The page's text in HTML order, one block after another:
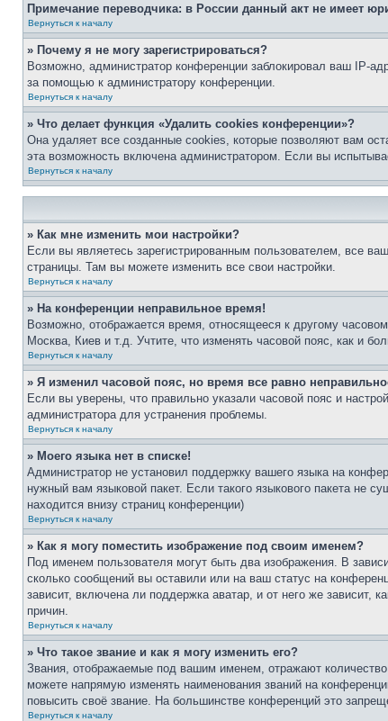
Примечание переводчика: в России данный акт не имеет
Вернуться к началу
» Почему я не могу зарегистрироваться?
Возможно, администратор конференции заблокировал ваш IP-
за помощью к администратору конференции.
Вернуться к началу
» Что делает функция «Удалить cookies конференции»?
Она удаляет все созданные cookies, которые позволяют вам
эта возможность включена администратором. Если вы
Вернуться к началу
» Как мне изменить мои настройки?
Если вы являетесь зарегистрированным пользователем, все
страницы. Там вы можете изменить все свои настройки.
Вернуться к началу
» На конференции неправильное время!
Возможно, отображается время, относящееся к другому
Москва, Киев и т.д. Учтите, что изменять часовой пояс, как и
Вернуться к началу
» Я изменил часовой пояс, но время все равно
Если вы уверены, что правильно указали часовой пояс и
администратора для устранения проблемы.
Вернуться к началу
» Моего языка нет в списке!
Администратор не установил поддержку вашего языка на
нужный вам языковой пакет. Если такого языкового пакета не
находится внизу страниц конференции)
Вернуться к началу
» Как я могу поместить изображение под своим именем?
Под именем пользователя могут быть два изображения. В
сколько сообщений вы оставили или на ваш статус на
зависит, включена ли поддержка аватар, и от него же зависит,
причин.
Вернуться к началу
» Что такое звание и как я могу изменить его?
Звания, отображаемые под вашим именем, отражают
можете напрямую изменять наименования званий на
повысить своё звание. На большинстве конференций это
Вернуться к началу